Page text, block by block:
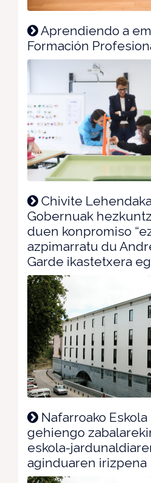
Aprendiendo a
Formación
Chivite
Gobernuak
duen konpromiso
azpimarratu du
Garde ikastetxera
Nafarroako
gehiengo
eskola-
aginduaren irizpena